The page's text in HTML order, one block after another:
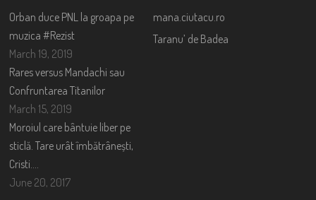
Orban duce PNL la groapa pe
muzica #Rezist
March 19, 2019
Rares versus Mandachi sau
Confruntarea Titanilor
March 15, 2019
Moroiul care bântuie liber pe
sticlă. Tare urât îmbătrânești,
Cristi….
June 20, 2017
mana.ciutacu.ro
Taranu’ de Badea